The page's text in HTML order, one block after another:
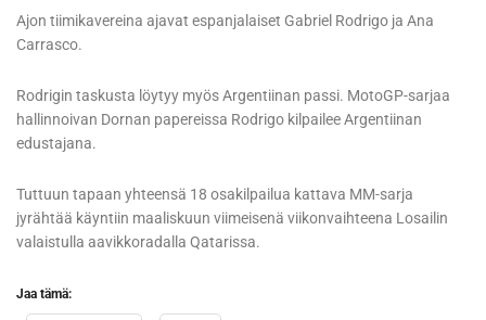
Ajon tiimikavereina ajavat espanjalaiset Gabriel Rodrigo ja Ana
Carrasco.
Rodrigin taskusta löytyy myös Argentiinan passi. MotoGP-sarjaa
hallinnoivan Dornan papereissa Rodrigo kilpailee Argentiinan
edustajana.
Tuttuun tapaan yhteensä 18 osakilpailua kattava MM-sarja
jyrähtää käyntiin maaliskuun viimeisenä viikonvaihteena Losailin
valaistulla aavikkoradalla Qatarissa.
Jaa tämä: